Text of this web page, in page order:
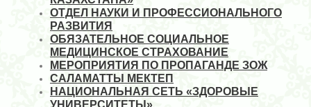
ОТДЕЛ НАУКИ И ПРОФЕССИОНАЛЬНОГО
РАЗВИТИЯ
ОБЯЗАТЕЛЬНОЕ СОЦИАЛЬНОЕ
МЕДИЦИНСКОЕ СТРАХОВАНИЕ
МЕРОПРИЯТИЯ ПО ПРОПАГАНДЕ ЗОЖ
САЛАМАТТЫ МЕКТЕП
НАЦИОНАЛЬНАЯ СЕТЬ «ЗДОРОВЫЕ
УНИВЕРСИТЕТЫ»